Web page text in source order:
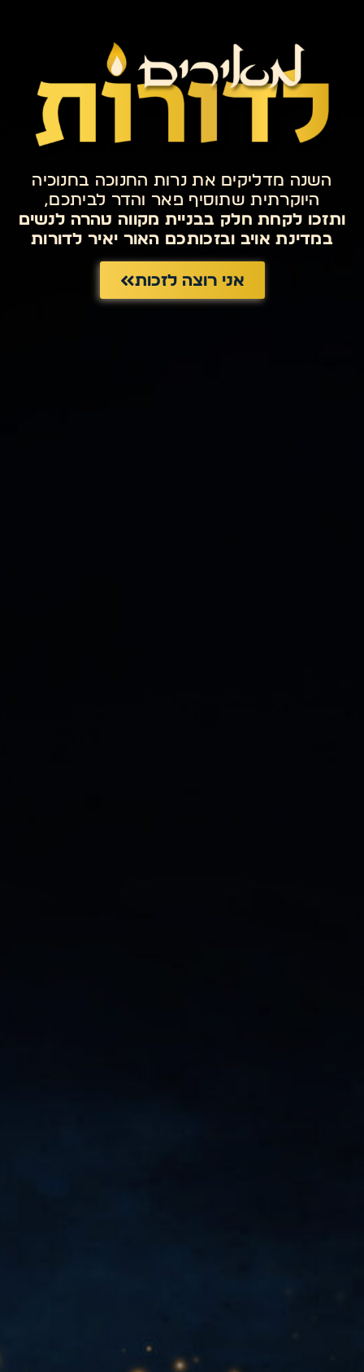
השנה מדליקים את נרות החנוכה בחנוכיה
היוקרתית שתוסיף פאר והדר לביתכם,
ותזכו לקחת חלק בבניית מקווה טהרה לנשים
במדינת אויב ובזכותכם האור יאיר לדורות
אני רוצה לזכות